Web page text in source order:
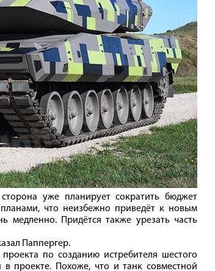
уже планирует сократить бюджет
что неизбежно приведёт к новым
медленно. Придётся также урезать часть
Паппергер.
по созданию истребителя шестого
в проекте. Похоже, что и танк совместной